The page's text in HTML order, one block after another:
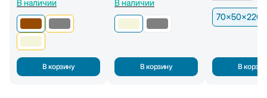
В наличии
В корзину
В наличии
В корзину
70x50x220-
В